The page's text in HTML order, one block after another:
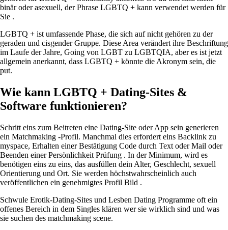
binär oder asexuell, der Phrase LGBTQ + kann verwendet werden für
Sie .
LGBTQ + ist umfassende Phase, die sich auf nicht gehören zu der
geraden und cisgender Gruppe. Diese Area verändert ihre Beschriftung
im Laufe der Jahre, Going von LGBT zu LGBTQIA, aber es ist jetzt
allgemein anerkannt, dass LGBTQ + könnte die Akronym sein, die
put.
Wie kann LGBTQ + Dating-Sites &
Software funktionieren?
Schritt eins zum Beitreten eine Dating-Site oder App sein generieren
ein Matchmaking -Profil. Manchmal dies erfordert eins Backlink zu
myspace, Erhalten einer Bestätigung Code durch Text oder Mail oder
Beenden einer Persönlichkeit Prüfung . In der Minimum, wird es
benötigen eins zu eins, das ausfüllen dein Alter, Geschlecht, sexuell
Orientierung und Ort. Sie werden höchstwahrscheinlich auch
veröffentlichen ein genehmigtes Profil Bild .
Schwule Erotik-Dating-Sites und Lesben Dating Programme oft ein
offenes Bereich in dem Singles klären wer sie wirklich sind und was
sie suchen des matchmaking scene.